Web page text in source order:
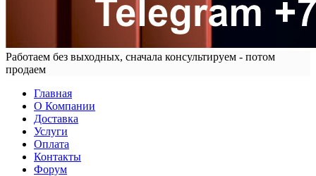
Работаем без выходных, сначала консультируем - потом
продаем
Главная
О Компании
Доставка
Услуги
Оплата
Контакты
Форум